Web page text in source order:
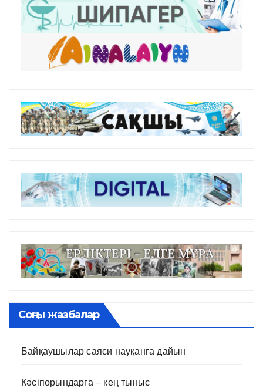
Соңғы жазбалар
Байқаушылар саяси науқанға дайын
Кәсіпорындарға – кең тыныс